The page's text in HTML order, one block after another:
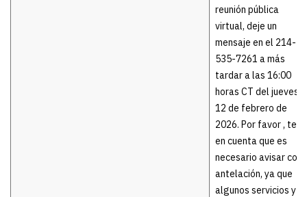
reunión pública
virtual, deje un
mensaje en el 214-
535-7261 a más
tardar a las 16:00
horas CT del jueves
12 de febrero de
2026. Por favor , ten
en cuenta que es
necesario avisar con
antelación, ya que
algunos servicios y